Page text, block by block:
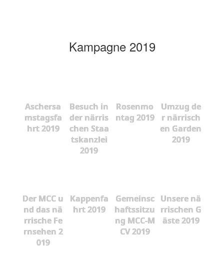
Kampagne 2019
Aschersa
mstagsfa
hrt 2019
Besuch in
der närris
chen Staa
tskanzlei
2019
Rosenmo
ntag 2019
Umzug de
r närrisch
en Garden
2019
Der MCC u
nd das nä
rrische Fe
rnsehen 2
019
Kappenfa
hrt 2019
Gemeinsc
haftssitzu
ng MCC-M
CV 2019
Unsere nä
rrischen G
äste 2019